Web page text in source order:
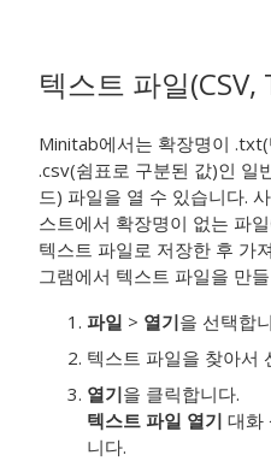
텍스트 파일(CSV,
Minitab에서는 확장명이
.csv(쉼표로 구분된 값)인 일
드) 파일을 열 수 있습니다.
스트에서 확장명이 없는 파
텍스트 파일로 저장한 후 가
그램에서 텍스트 파일을 만
파일 > 열기을 선택합
텍스트 파일을 찾아서
열기을 클릭합니다.
텍스트 파일 열기 대화
니다.